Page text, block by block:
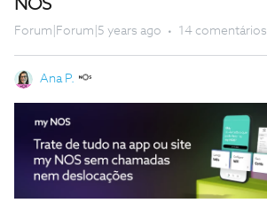
NOS
Forum|Forum|5 years ago 14 comentários
Ana P.